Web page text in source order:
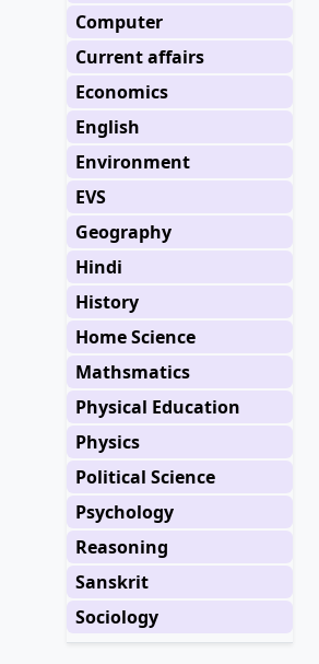
Computer
Current affairs
Economics
English
Environment
EVS
Geography
Hindi
History
Home Science
Mathsmatics
Physical Education
Physics
Political Science
Psychology
Reasoning
Sanskrit
Sociology